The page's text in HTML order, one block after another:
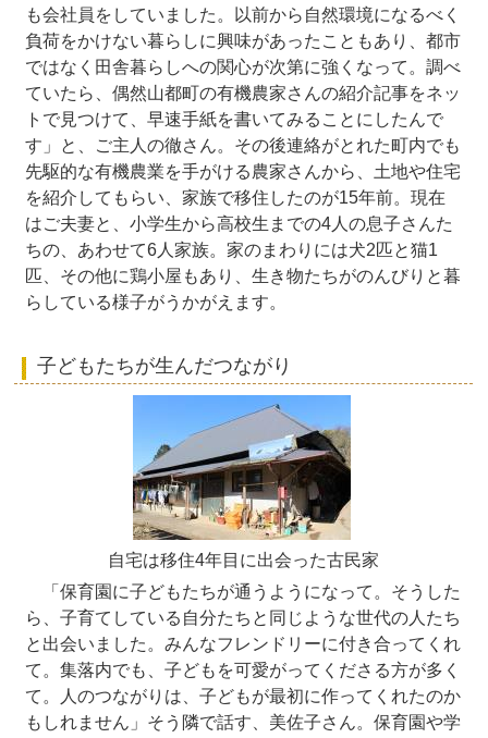
も会社員をしていました。以前から自然環境になるべく
負荷をかけない暮らしに興味があったこともあり、都市
ではなく田舎暮らしへの関心が次第に強くなって。調べ
ていたら、偶然山都町の有機農家さんの紹介記事をネッ
トで見つけて、早速手紙を書いてみることにしたんで
す」と、ご主人の徹さん。その後連絡がとれた町内でも
先駆的な有機農業を手がける農家さんから、土地や住宅
を紹介してもらい、家族で移住したのが15年前。現在
はご夫妻と、小学生から高校生までの4人の息子さんた
ちの、あわせて6人家族。家のまわりには犬2匹と猫1
匹、その他に鶏小屋もあり、生き物たちがのんびりと暮
らしている様子がうかがえます。
子どもたちが生んだつながり
自宅は移住4年目に出会った古民家
「保育園に子どもたちが通うようになって。そうした
ら、子育てしている自分たちと同じような世代の人たち
と出会いました。みんなフレンドリーに付き合ってくれ
て。集落内でも、子どもを可愛がってくださる方が多く
て。人のつながりは、子どもが最初に作ってくれたのか
もしれません」そう隣で話す、美佐子さん。保育園や学